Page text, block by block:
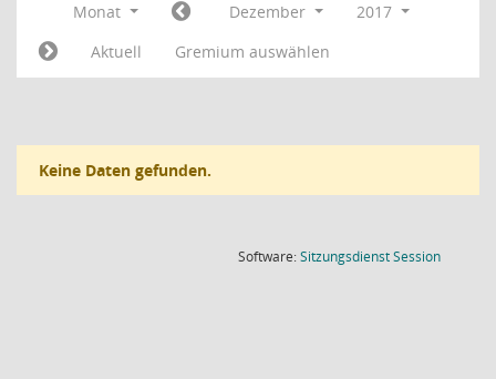
Monat Dezember
2017
Aktuell
Gremium auswählen
Keine Daten gefunden.
Software:SitzungsdienstSession(Wird in